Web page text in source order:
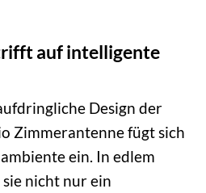
auf intelligente
Design der
Zimmerantenne fügt sich
ein. In edlem
nicht nur ein